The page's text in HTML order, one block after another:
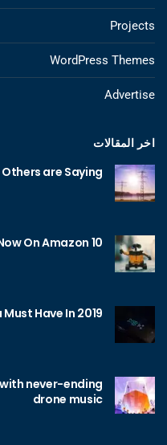
Projects
WordPress Themes
Advertise
اخر المقالات
are Saying
10 Amazing Gadgets You Can Buy Now On Amazon
Have In 2019
never-ending
drone music